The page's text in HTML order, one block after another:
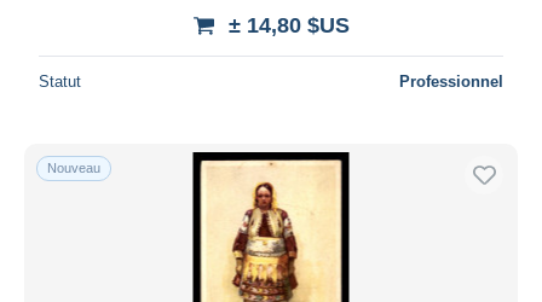
± 14,80 $US
Statut Professionnel
Nouveau